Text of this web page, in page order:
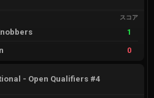
スコア
1
0
- Open Qualifiers #4